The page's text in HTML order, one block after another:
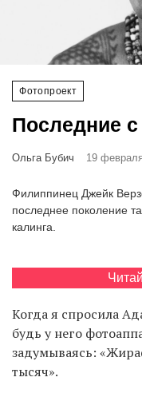
Фотопроект
Последние
Ольга Бубич 19
Филиппинец Джейк
последнее поколение
калинга.
Когда я спросила
будь у него
задумываясь:
тысяч».